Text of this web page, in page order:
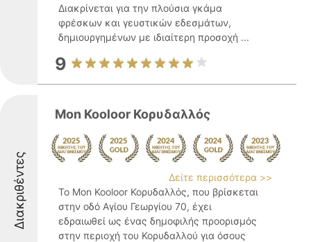
Διακρίνεται για την πλούσια γκάμα
φρέσκων και γευστικών εδεσμάτων,
δημιουργημένων με ιδιαίτερη προσοχή ...
9
Διακριθέντες
Mon Kooloor Κορυδαλλός
Δείτε περισσότερα >>
Το Mon Kooloor Κορυδαλλός, που βρίσκεται
στην οδό Αγίου Γεωργίου 70, έχει
εδραιωθεί ως ένας δημοφιλής προορισμός
στην περιοχή του Κορυδαλλού για όσους